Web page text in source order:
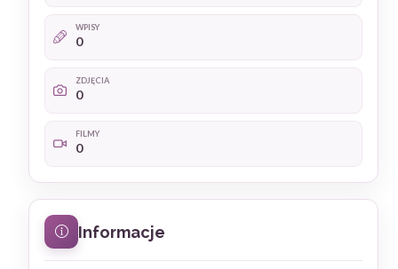
WPISY
0
ZDJĘCIA
0
FILMY
0
Informacje